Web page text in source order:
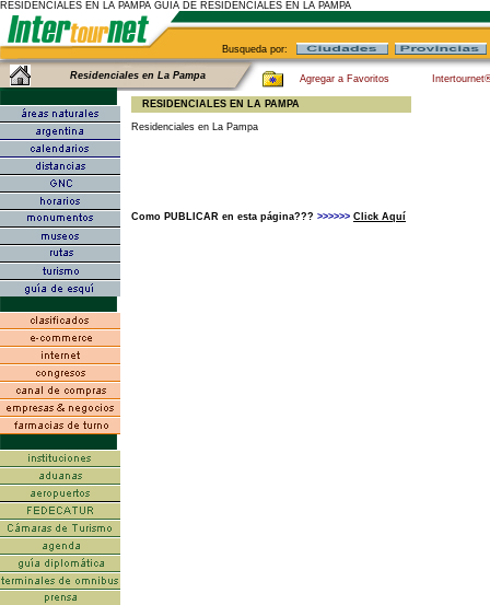
RESIDENCIALES EN LA PAMPA GUIA DE RESIDENCIALES EN LA PAMPA
Busqueda por:
Residenciales en La Pampa Agregar a Favoritos
RESIDENCIALES EN LA PAMPA
Residenciales en La Pampa
Como PUBLICAR en esta página??? >>>>>> Click Aquí